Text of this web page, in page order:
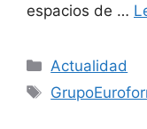
espacios de …
Actualidad